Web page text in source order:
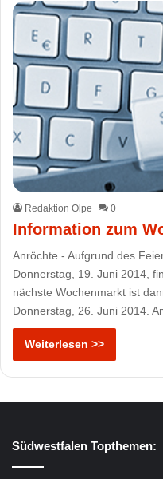
Redaktion Olpe 0
Information zum
Anröchte - Aufgrund des
Donnerstag, 19. Juni 2014,
nächste Wochenmarkt ist
Donnerstag, 26. Juni 2014.
Weiterlesen >>
Südwestfalen Topthemen: